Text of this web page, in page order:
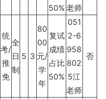
50% 老师
统
考/
推
免
全
日
制
5 3
80
00
元/
学
年
复试
成绩
占比
50%
051
2-6
958
802
5江
老师
否